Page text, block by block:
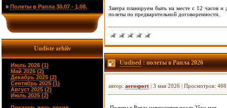
» Полеты в Рапла 30.07 - 1.08.
Uudiste arhiiv
Июль 2026 (1)
Май 2026 (2)
Декабрь 2025 (2)
Сентябрь 2025 (1)
Август 2025 (2)
Июль 2025 (2)
Завтра планируем быть на месте с 12 часов
полеты по предварительной договоренности.
Uudised: полеты в Рапла 2026
автор: aerosport | 3 мая 2026 | Просмотров: 466